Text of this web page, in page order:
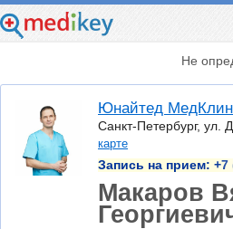
Не
Юнайтед
Санкт-Петербург, ул.
карте
Запись на прием: +7
Макаров